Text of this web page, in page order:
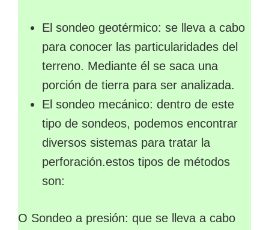
El sondeo geotérmico: se lleva a cabo
para conocer las particularidades del
terreno. Mediante él se saca una
porción de tierra para ser analizada.
El sondeo mecánico: dentro de este
tipo de sondeos, podemos encontrar
diversos sistemas para tratar la
perforación.estos tipos de métodos
son:
O Sondeo a presión: que se lleva a cabo